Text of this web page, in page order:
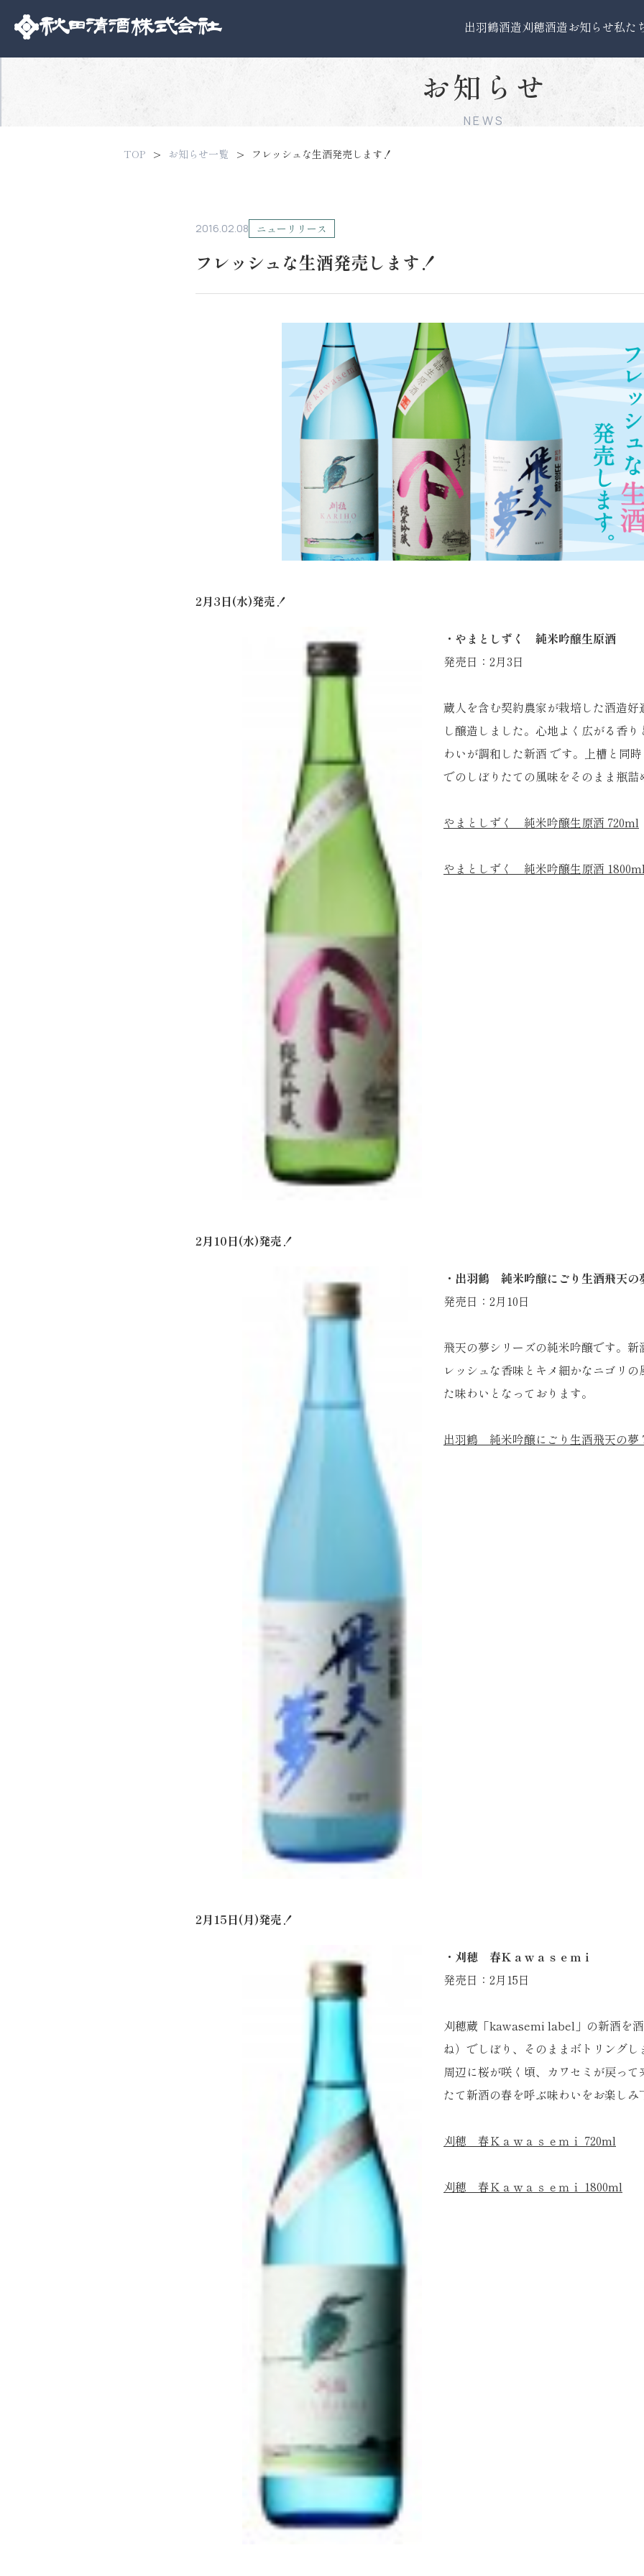
出羽鶴酒造刈穂酒造お知らせ私た
お知らせ
NEWS
TOP お知らせ一覧 フレッシュな生酒発売します！
2016.02.08 ニューリリース
フレッシュな生酒発売します！
2月3日(水)発売！
・やまとしずく 純米吟醸生原酒
発売日：2月3日
蔵人を含む契約農家が栽培した酒造好
し醸造しました。心地よく広がる香
わいが調和した新酒 です。上槽と同
でのしぼりたての風味をそのまま瓶詰
やまとしずく 純米吟醸生原酒 720ml
やまとしずく 純米吟醸生原酒
2月10日(水)発売！
・出羽鶴 純米吟醸にごり生酒飛天の
発売日：2月10日
飛天の夢シリーズの純米吟醸です。新
レッシュな香味とキメ細かなニゴリ
た味わいとなっております。
出羽鶴 純米吟醸にごり生酒飛天の夢
2月15日(月)発売！
・刈穂 春Ｋａｗａｓｅｍｉ
発売日：2月15日
刈穂蔵「kawasemi label」の新酒を
ね）でしぼり、そのままボトリングし
周辺に桜が咲く頃、カワセミが戻っ
たて新酒の春を呼ぶ味わいをお楽しみ
刈穂 春Ｋａｗａｓｅｍｉ 720ml
刈穂 春Ｋａｗａｓｅｍｉ 1800ml